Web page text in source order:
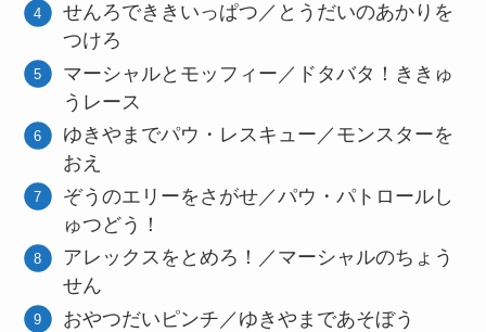
せんろでききいっぱつ／とうだいのあかりを
つけろ
マーシャルとモッフィー／ドタバタ！ききゅ
うレース
ゆきやまでパウ・レスキュー／モンスターを
おえ
ぞうのエリーをさがせ／パウ・パトロールし
ゅつどう！
アレックスをとめろ！／マーシャルのちょう
せん
おやつだいピンチ／ゆきやまであそぼう